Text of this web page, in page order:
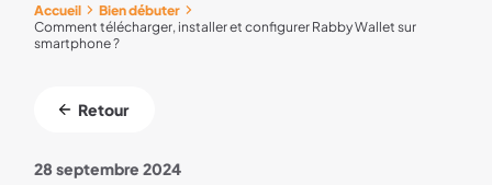
Accueil
Bien débuter
Comment télécharger, installer et configurer Rabby Wallet sur
smartphone ?
Retour
28 septembre 2024